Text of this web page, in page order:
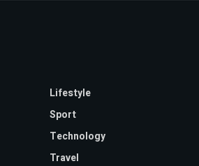
Lifestyle
Sport
Technology
Travel